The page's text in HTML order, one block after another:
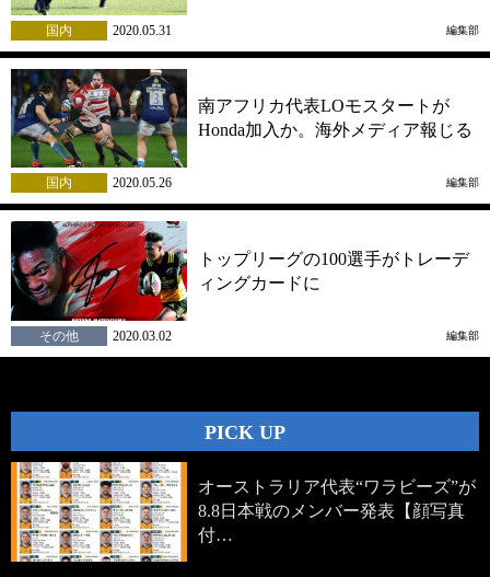
国内 2020.05.31 編集部
南アフリカ代表LOモスタートが
Honda加入か。海外メディア報じる
国内 2020.05.26 編集部
トップリーグの100選手がトレーデ
ィングカードに
その他 2020.03.02 編集部
PICK UP
オーストラリア代表“ワラビーズ”が
8.8日本戦のメンバー発表【顔写真
付…